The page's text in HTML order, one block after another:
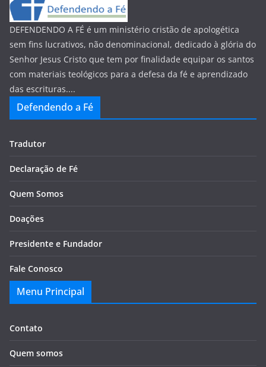
DEFENDENDO A FÉ é um ministério cristão de apologética
sem fins lucrativos, não denominacional, dedicado à glória do
Senhor Jesus Cristo que tem por finalidade equipar os santos
com materiais teológicos para a defesa da fé e aprendizado
das escrituras....
Defendendo a Fé
Tradutor
Declaração de Fé
Quem Somos
Doações
Presidente e Fundador
Fale Conosco
Menu Principal
Contato
Quem somos